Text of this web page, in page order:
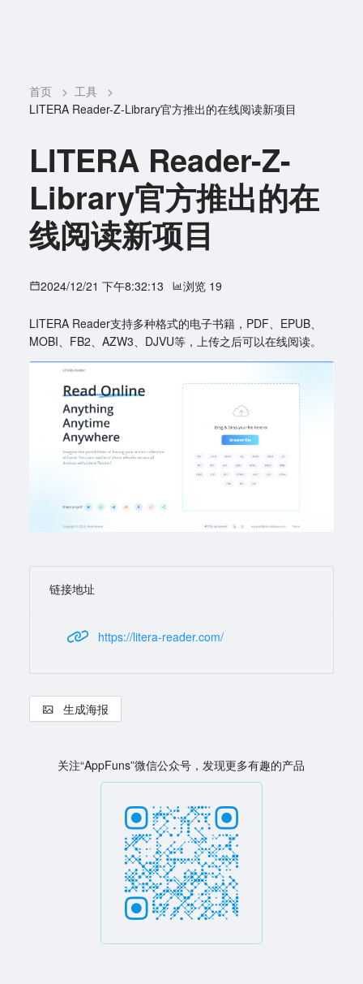
首页 > 工具
>
LITERA Reader-Z-Library官方推出的在线阅读新项目
LITERA Reader-Z-
Library官方推出的在
线阅读新项目
2024/12/21 下午8:32:13 浏览 19
LITERA Reader支持多种格式的电子书籍，PDF、EPUB、
MOBI、FB2、AZW3、DJVU等，上传之后可以在线阅读。
链接地址
https://litera-reader.com/
生成海报
关注“AppFuns”微信公众号，发现更多有趣的产品